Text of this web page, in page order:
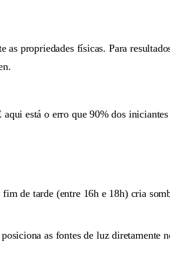
propriedades físicas. Para
aqui está o erro que 90% dos
de tarde (entre 16h e 18h) cria
as fontes de luz diretamente